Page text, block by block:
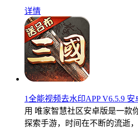
详情
1全能视频去水印APP V6.5.9 安
用 唯家智慧社区安卓版是一款
探索手游，时间在不断的流逝